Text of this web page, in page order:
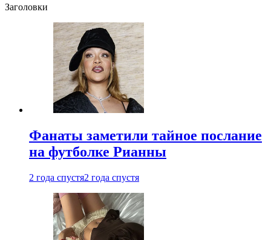
Заголовки
Фанаты заметили тайное послание
на футболке Рианны
2 года спустя2 года спустя